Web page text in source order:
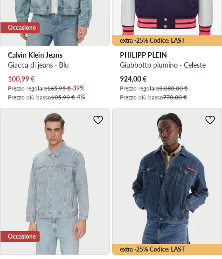
Occasione
Calvin Klein Jeans
Giacca di jeans · Blu
Prezzo attuale
100,99€
Prezzo regolare165,95 €-39%
Prezzo più basso105,99 €-4%
extra -25% Codice: LAST
PHILIPP PLEIN
Giubbotto piumino · Celeste
Prezzo attuale
924,00€
Prezzo regolare3.080,00 €
Prezzo più basso770,00 €
Occasione
extra -25% Codice: LAST